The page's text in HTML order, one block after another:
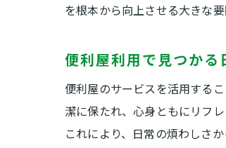
を根本から向上させる大きな要
便利屋利用で見つかる
便利屋のサービスを活用する
潔に保たれ、心身ともにリフ
これにより、日常の煩わしさ